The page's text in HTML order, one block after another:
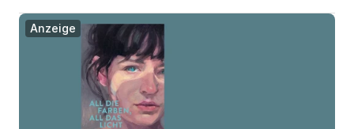
Anzeige